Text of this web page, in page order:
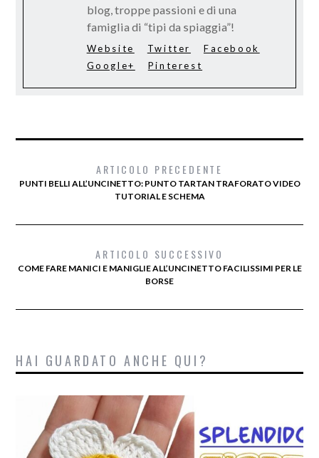
blog, troppe passioni e di una
famiglia di “tipi da spiaggia”!
Website Twitter
Facebook
Google+
Pinterest
ARTICOLO PRECEDENTE
PUNTI BELLI ALL’UNCINETTO: PUNTO TARTAN TRAFORATO VIDEO
TUTORIAL E SCHEMA
ARTICOLO SUCCESSIVO
COME FARE MANICI E MANIGLIE ALL’UNCINETTO FACILISSIMI PER LE
BORSE
HAI GUARDATO ANCHE QUI?